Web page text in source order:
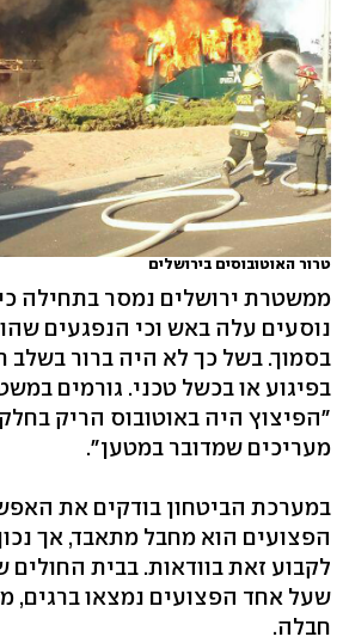
טרור האוטובוסים בירושלים
ממשטרת ירושלים נמסר בתחילה
נוסעים עלה באש וכי הנפגעים
בסמוך. בשל כך לא היה ברור בשלב
בפיגוע או בכשל טכני. גורמים
"הפיצוץ היה באוטובוס הריק
מעריכים שמדובר במטען".
במערכת הביטחון בודקים את
הפצועים הוא מחבל מתאבד, אך
לקבוע זאת בוודאות. בבית
שעל אחד הפצועים נמצאו ברגים,
חבלה.